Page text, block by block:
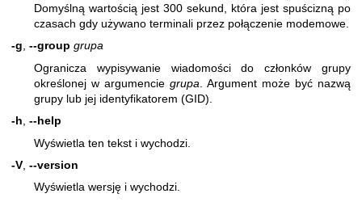
Domyślną wartością jest 300 sekund, która jest spuścizną po
czasach gdy używano terminali przez połączenie modemowe.
-g, --group grupa
Ogranicza wypisywanie wiadomości do członków grupy
określonej w argumencie grupa . Argument może być nazwą
grupy lub jej identyfikatorem (GID).
-h --help
Wyświetla ten tekst i wychodzi.
-V --version
Wyświetla wersję i wychodzi.